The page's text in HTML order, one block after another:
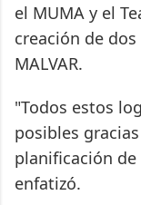
el MUMA y el
creación de
MALVAR.
"Todos estos
posibles
planificación
enfatizó.